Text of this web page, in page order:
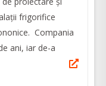
frigorifice
Compania
ani, iar de-a